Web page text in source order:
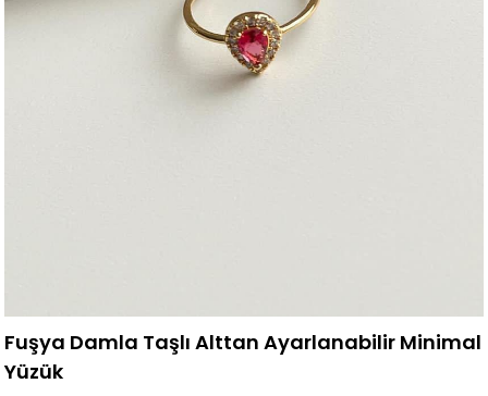
Fuşya Damla Taşlı Alttan Ayarlanabilir Minimal
Yüzük